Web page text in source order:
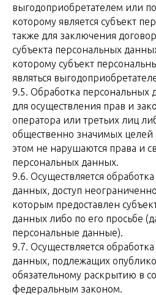
выгодоприобретателем или
которому является субъект
также для заключения
субъекта персональных
которому субъект
являться
9.5. Обработка персональных
для осуществления прав и
оператора или третьих лиц
общественно значимых целей
этом не нарушаются права и
персональных данных.
9.6. Осуществляется
данных, доступ
которым предоставлен
данных либо по его просьбе
персональные данные).
9.7. Осуществляется
данных, подлежащих
обязательному раскрытию в
федеральным законом.